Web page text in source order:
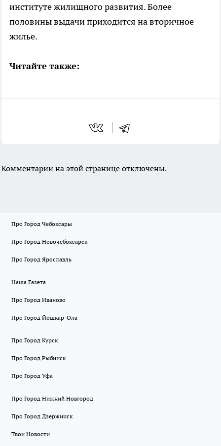
институте жилищного развития. Более
половины выдачи приходится на вторичное
жилье.
Читайте также:
Комментарии на этой странице отключены.
Про Город Чебоксары
Про Город Новочебоксарск
Про Город Ярославль
Наша Газета
Про Город Иваново
Про Город Йошкар-Ола
Про Город Курск
Про Город Рыбинск
Про Город Уфа
Про Город Нижний Новгород
Про Город Дзержинск
Твои Новости